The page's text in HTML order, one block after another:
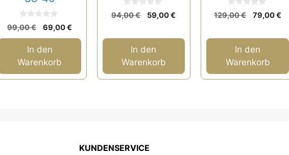
0
v
o
99,00€
Ursprünglicher
Preis
war:
99,00 €
69,00€
Preis
In den
Warenkorb
0
v
5
94,00€
Ursprünglicher
war:
94,00 €
59,00€
ist:
In den
Warenkorb
0
v
5
129,00€
war:
129,00 €
79,00€
In den
Warenkorb
KUNDENSERVICE